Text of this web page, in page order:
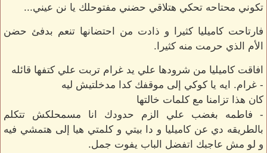
تكوني محتاحه تحكي هتلاقي حضني مفتوحلك يا نن عيني...
فارتاحت كاميليا كثيرا و ذادت من احتضانها تنعم بدفئ حضن
الأم الذي حرمت منه كثيرا.
افاقت كاميليا من شرودها علي يد غرام تربت علي كتفها قائله
- غرام. ايه يا كوكي إلى موقفك كدا مدخلتيش ليه
كان هذا تزامنا مع كلمات خالتها
- فاطمه بغضب علي الزم حدودك انا مسمحلكش تتكلم
بالطريقه دي عن كاميليا و دا بيتي و كلمتي هيا إلى هتمشي فيه
و لو مش عاجبك اتفضل الباب يفوت جمل.